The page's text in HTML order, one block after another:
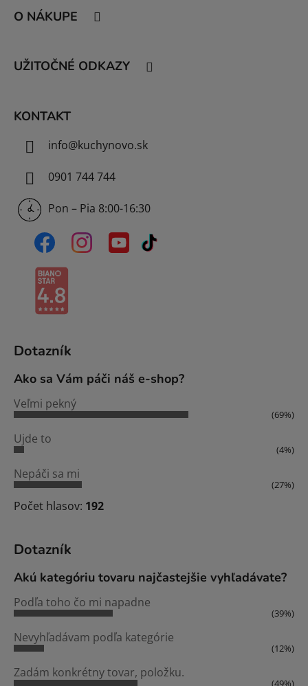
O NÁKUPE
UŽITOČNÉ ODKAZY
KONTAKT
info@kuchynovo.sk
0901 744 744
Pon – Pia 8:00-16:30
Dotazník
Ako sa Vám páči náš e-shop?
Veľmi pekný
(69%)
Ujde to
(4%)
Nepáči sa mi
(27%)
Počet hlasov: 192
Dotazník
Akú kategóriu tovaru najčastejšie vyhľadávate?
Podľa toho čo mi napadne
(39%)
Nevyhľadávam podľa kategórie
(12%)
Zadám konkrétny tovar, položku.
(49%)